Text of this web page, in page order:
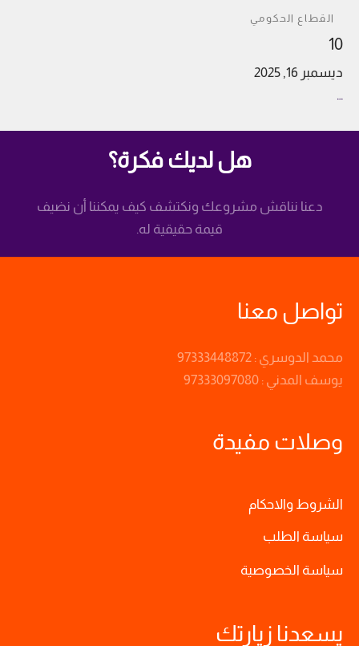
القطاع الحكومي
10
ديسمبر 16, 2025
…
هل لديك فكرة؟
دعنا نناقش مشروعك ونكتشف كيف يمكننا أن نضيف
قيمة حقيقية له.
تواصل معنا
محمد الدوسري : 97333448872
يوسف المدني : 97333097080
وصلات مفيدة
الشروط والاحكام
سياسة الطلب
سياسة الخصوصية
يسعدنا زيارتك